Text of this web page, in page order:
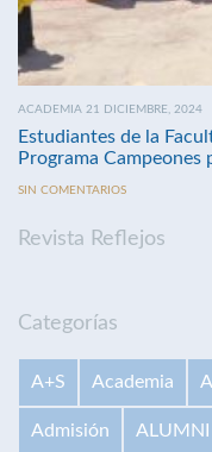
ACADEMIA 21 DICIEMBRE, 2024
Estudiantes de la
Programa Campeones
SIN COMENTARIOS
Revista Reflejos
Categorías
A+S Academia
Admisión ALUMNI